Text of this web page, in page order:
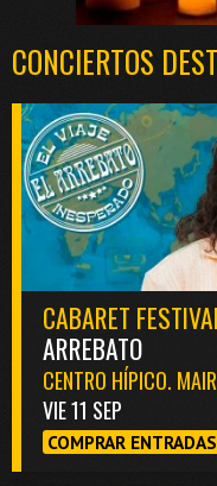
CONCIERTOS
CABARET
ARREBATO
CENTRO HÍPICO.
VIE 11 SEP
COMPRAR ENTRADAS